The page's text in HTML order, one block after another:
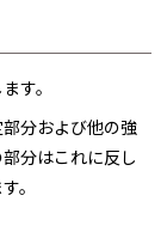
す。
分および他の強
分はこれに反し
。